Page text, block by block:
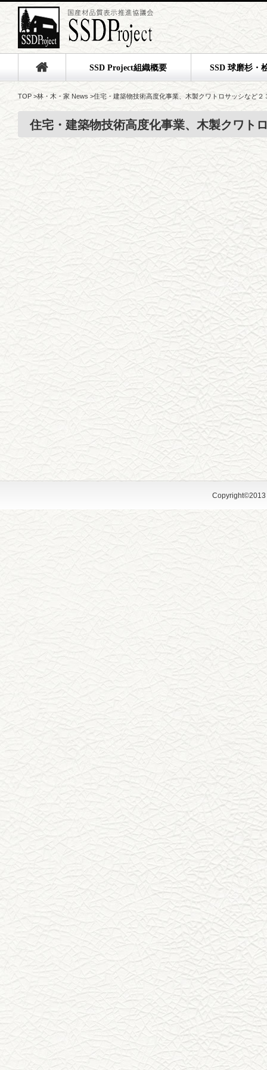
SSD Project組織概要 SSD 球磨杉・
TOP >林・木・家 News >住宅・建築物技術高度化事業、木製クワトロサッシなど２
住宅・建築物技術高度化事業、木製クワト
Copyright©2013